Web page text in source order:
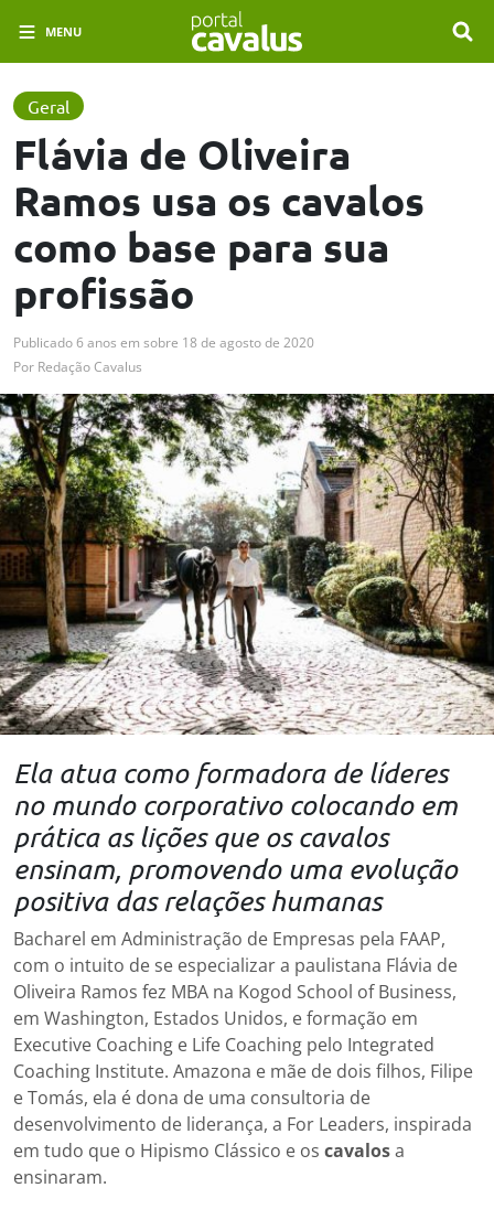
MENU
Geral
Flávia de Oliveira
Ramos usa os cavalos
como base para sua
profissão
Publicado6 anos em sobre 18 de agosto de 2020
Por Redação Cavalus
Ela atua como formadora de líderes
no mundo corporativo colocando em
prática as lições que os cavalos
ensinam, promovendo uma evolução
positiva das relações humanas
Bacharel em Administração de Empresas pela FAAP,
com o intuito de se especializar a paulistana Flávia de
Oliveira Ramos fez MBA na Kogod School of Business,
em Washington, Estados Unidos, e formação em
Executive Coaching e Life Coaching pelo Integrated
Coaching Institute. Amazona e mãe de dois filhos, Filipe
e Tomás, ela é dona de uma consultoria de
desenvolvimento de liderança, a For Leaders, inspirada
em tudo que o Hipismo Clássico e os cavalosa
ensinaram.